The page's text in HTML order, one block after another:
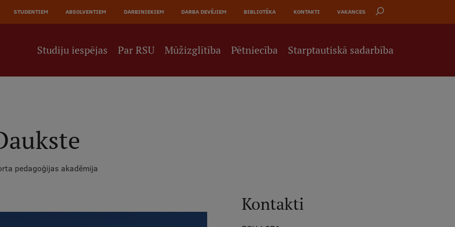
STUDENTIEM ABSOLVENTIEM DARBINIEKIEM DARBA DEVĒJIEM BIBLIOTĒKA KONTAKTI VAKANCES
Studiju iespējas Par RSU Mūžizglītība Pētniecība Starptautiskā sadarbība
pedagoģijas akadēmija
Kontakti